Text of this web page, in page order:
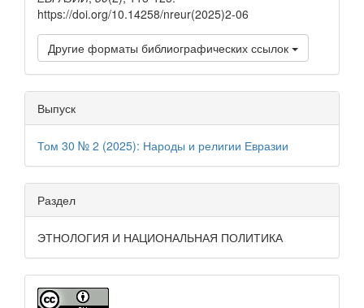
https://doi.org/10.14258/nreur(2025)2-06
Другие форматы библиографических ссылок
Выпуск
Том 30 № 2 (2025): Народы и религии Евразии
Раздел
ЭТНОЛОГИЯ И НАЦИОНАЛЬНАЯ ПОЛИТИКА